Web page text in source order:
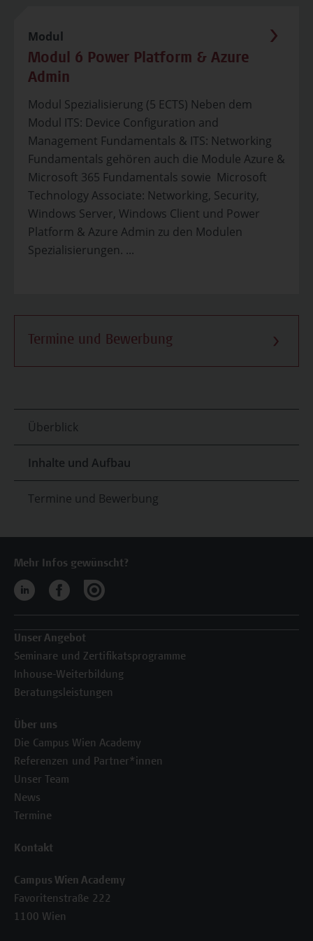
Modul
Modul 6 Power Platform & Azure
Admin
Modul Spezialisierung (5 ECTS) Neben dem
Modul ITS: Device Configuration and
Management Fundamentals & ITS: Networking
Fundamentals gehören auch die Module Azure &
Microsoft 365 Fundamentals sowie Microsoft
Technology Associate: Networking, Security,
Windows Server, Windows Client und Power
Platform & Azure Admin zu den Modulen
Spezialisierungen. ...
Termine und Bewerbung
Überblick
Inhalte und Aufbau
Termine und Bewerbung
Mehr Infos gewünscht?
Unser Angebot
Seminare und Zertifikatsprogramme
Inhouse-Weiterbildung
Beratungsleistungen
Über uns
Die Campus Wien Academy
Referenzen und Partner*innen
Unser Team
News
Termine
Kontakt
Campus Wien Academy
Favoritenstraße 222
1100 Wien